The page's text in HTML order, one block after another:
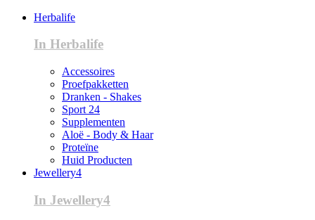
Herbalife
In Herbalife
Accessoires
Proefpakketten
Dranken - Shakes
Sport 24
Supplementen
Aloë - Body & Haar
Proteïne
Huid Producten
Jewellery4
In Jewellery4